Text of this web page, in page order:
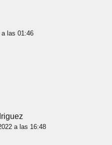
las 01:46
a las 16:48